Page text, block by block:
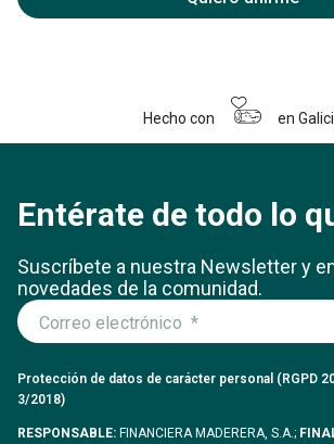
Hecho con en
Entérate de todo lo
Suscríbete a nuestra Newsletter y
novedades de la comunidad.
Protección de datos de carácter personal (RGPD
3/2018)
RESPONSABLE: FINANCIERA MADERERA, S.A.;